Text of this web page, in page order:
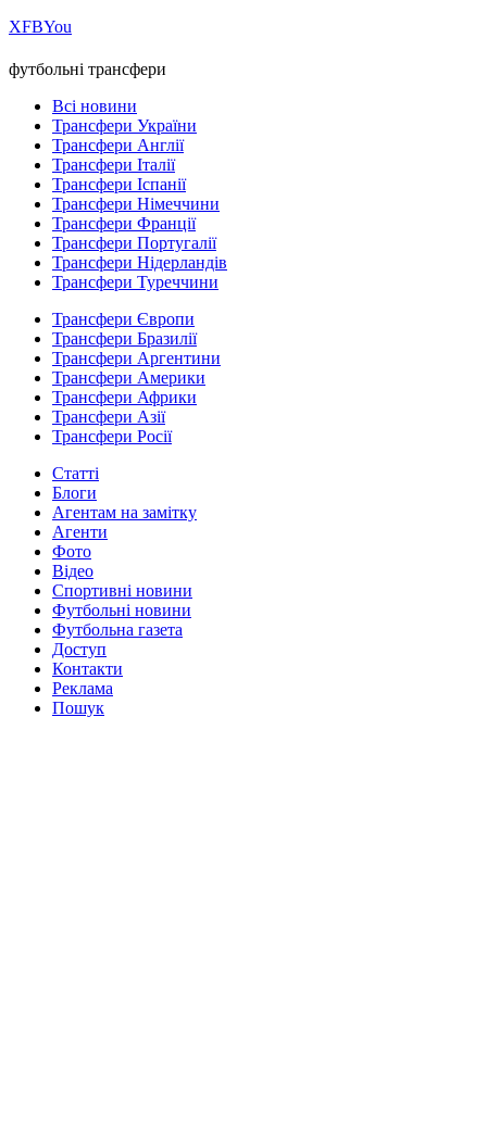
ХFBYou
футбольні трансфери
Всі новини
Трансфери України
Трансфери Англії
Трансфери Італії
Трансфери Іспанії
Трансфери Німеччини
Трансфери Франції
Трансфери Португалії
Трансфери Нідерландів
Трансфери Туреччини
Трансфери Європи
Трансфери Бразилії
Трансфери Аргентини
Трансфери Америки
Трансфери Африки
Трансфери Азії
Трансфери Росії
Статті
Блоги
Агентам на замітку
Агенти
Фото
Відео
Спортивні новини
Футбольні новини
Футбольна газета
Доступ
Контакти
Реклама
Пошук